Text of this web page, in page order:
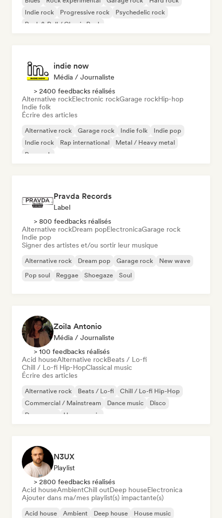
Indie rock
Progressive rock
Psychedelic rock
Rock & Roll / Classic Rock
indie now
Média / Journaliste
> 2400 feedbacks réalisés
Alternative rockElectronic rockGarage rockHip-hop
Indie folk
Écrire des articles
Alternative rock Garage rock Indie folk
Indie pop
Indie rock
Rap international
Metal / Heavy metal
Pop rock
Pravda Records
Label
> 800 feedbacks réalisés
Alternative rockDream popElectronicaGarage rock
Indie pop
Signer des artistes et/ou sortir leur musique
Alternative rock Dream pop Garage rock
New wave
Pop soul
Reggae Shoegaze Soul
Zoila Antonio
Média / Journaliste
> 100 feedbacks réalisés
Acid houseAlternative rockBeats / Lo-fi
Chill / Lo-fi Hip-HopClassical music
Écrire des articles
Alternative rock Beats / Lo-fi
Chill / Lo-fi Hip-Hop
Commercial / Mainstream
Dance music
Disco
Dream pop
House music
N3UX
Playlist
> 2800 feedbacks réalisés
Acid houseAmbientChill outDeep houseElectronica
Ajouter dans ma/mes playlist(s) impactante(s)
Acid house Ambient Deep house
House music